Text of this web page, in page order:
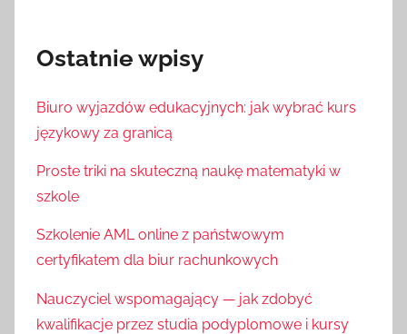
Ostatnie wpisy
Biuro wyjazdów edukacyjnych: jak wybrać kurs
językowy za granicą
Proste triki na skuteczną naukę matematyki w
szkole
Szkolenie AML online z państwowym
certyfikatem dla biur rachunkowych
Nauczyciel wspomagający — jak zdobyć
kwalifikacje przez studia podyplomowe i kursy